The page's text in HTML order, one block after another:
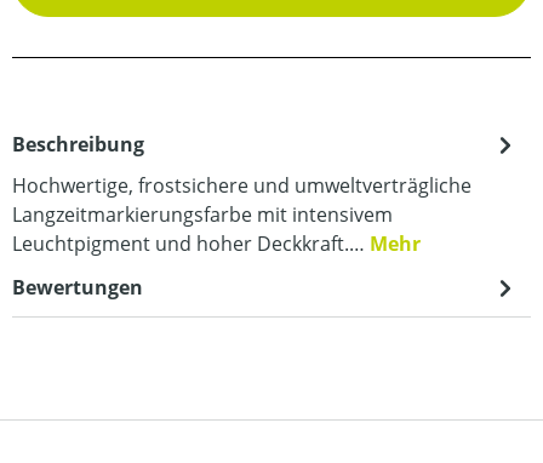
Beschreibung
Hochwertige, frostsichere und umweltverträgliche
Langzeitmarkierungsfarbe mit intensivem
Leuchtpigment und hoher Deckkraft.… Mehr
Bewertungen